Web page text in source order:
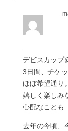
デビスカップ
3日間、チケ
ほぼ希望通り。
嬉しく楽しみ
心配なことも
去年の今頃、